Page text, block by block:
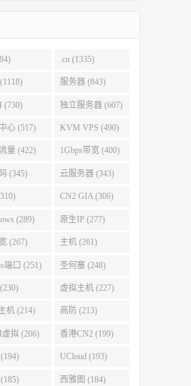
.cn (1335)
服务器 (843)
(730) 独立服务器 (607)
心 (517) KVM VPS (490)
量 (422) 1Gbps带宽 (400)
(345) 云服务器 (343)
CN2 GIA (306)
(289) 原生IP (277)
(267) 主机 (261)
端口 (251) 圣何塞 (248)
虚拟主机 (227)
机 (214) 高防 (213)
拟 (206) 香港CN2 (199)
UCloud (193)
西雅图 (184)